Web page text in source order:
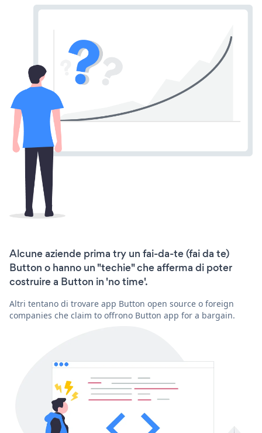
Alcune aziende prima try un fai-da-te (fai da te)
Button o hanno un "techie" che afferma di poter
costruire a Button in 'no time'.
Altri tentano di trovare app Button open source o foreign
companies che claim to offrono Button app for a bargain.